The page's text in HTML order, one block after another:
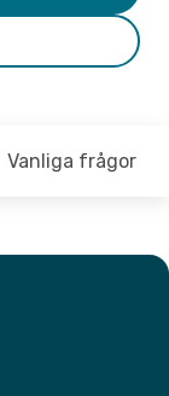
Vanliga frågor